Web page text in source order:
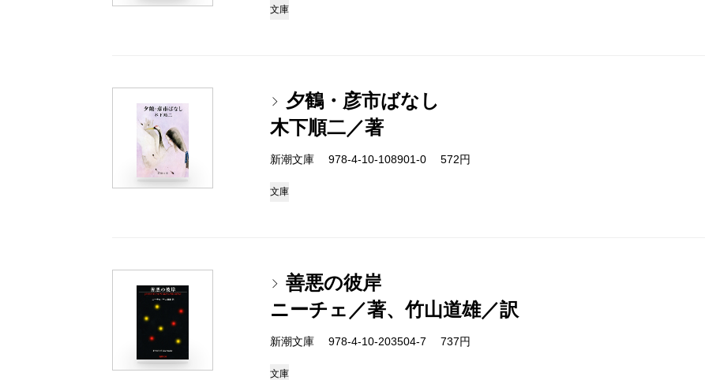
文庫
夕鶴・彦市ばなし
木下順二／著
新潮文庫 978-4-10-108901-0 572円
文庫
善悪の彼岸
ニーチェ／著、竹山道雄／訳
新潮文庫 978-4-10-203504-7 737円
文庫